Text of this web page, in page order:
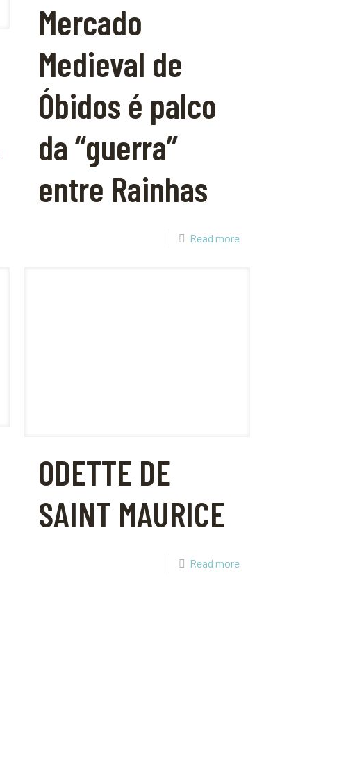
Mercado
Medieval de
Óbidos é palco
da “guerra”
entre Rainhas
Read more
ODETTE DE
SAINT MAURICE
Read more